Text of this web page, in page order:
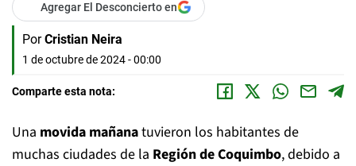
Agregar El Desconcierto en
Por Cristian Neira
1 de octubre de 2024 - 00:00
Comparte esta nota:
Una movida mañanatuvieron los habitantes de
muchas ciudades de la Región de Coquimbo, debido a